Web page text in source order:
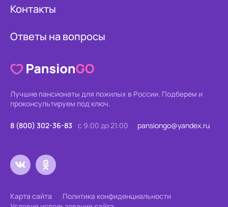
Контакты
Ответы на вопросы
Лучшие пансионаты для пожилых в России. Подберем и
проконсультируем под ключ.
8 (800) 302-36-83 с 9:00 до 21:00 pansiongo@yandex.ru
Карта сайта
Политика конфиденциальности